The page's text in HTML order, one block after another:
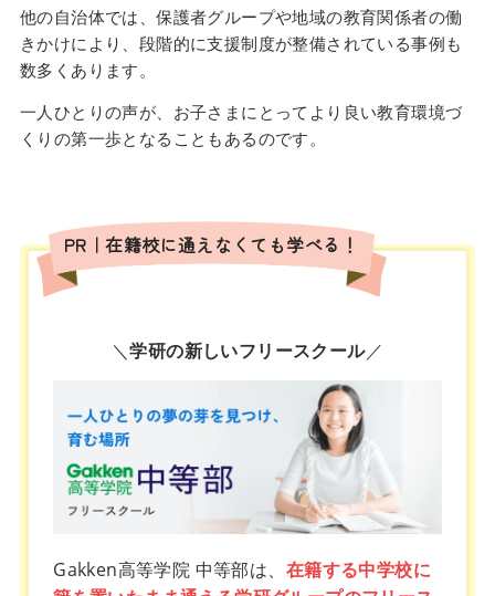
他の自治体では、保護者グループや地域の教育関係者の働
きかけにより、段階的に支援制度が整備されている事例も
数多くあります。
一人ひとりの声が、お子さまにとってより良い教育環境づ
くりの第一歩となることもあるのです。
PR｜在籍校に通えなくても学べる！
＼学研の新しいフリースクール／
Gakken高等学院 中等部は、 在籍する中学校に